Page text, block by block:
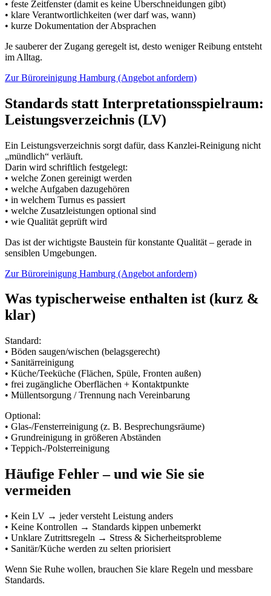
• feste Zeitfenster (damit es keine Überschneidungen gibt)
• klare Verantwortlichkeiten (wer darf was, wann)
• kurze Dokumentation der Absprachen
Je sauberer der Zugang geregelt ist, desto weniger Reibung entsteht
im Alltag.
Zur Büroreinigung Hamburg (Angebot anfordern)
Standards statt Interpretationsspielraum:
Leistungsverzeichnis (LV)
Ein Leistungsverzeichnis sorgt dafür, dass Kanzlei-Reinigung nicht
„mündlich“ verläuft.
Darin wird schriftlich festgelegt:
• welche Zonen gereinigt werden
• welche Aufgaben dazugehören
• in welchem Turnus es passiert
• welche Zusatzleistungen optional sind
• wie Qualität geprüft wird
Das ist der wichtigste Baustein für konstante Qualität – gerade in
sensiblen Umgebungen.
Zur Büroreinigung Hamburg (Angebot anfordern)
Was typischerweise enthalten ist (kurz &
klar)
Standard:
• Böden saugen/wischen (belagsgerecht)
• Sanitärreinigung
• Küche/Teeküche (Flächen, Spüle, Fronten außen)
• frei zugängliche Oberflächen + Kontaktpunkte
• Müllentsorgung / Trennung nach Vereinbarung
Optional:
• Glas-/Fensterreinigung (z. B. Besprechungsräume)
• Grundreinigung in größeren Abständen
• Teppich-/Polsterreinigung
Häufige Fehler – und wie Sie sie
vermeiden
• Kein LV → jeder versteht Leistung anders
• Keine Kontrollen → Standards kippen unbemerkt
• Unklare Zutrittsregeln → Stress & Sicherheitsprobleme
• Sanitär/Küche werden zu selten priorisiert
Wenn Sie Ruhe wollen, brauchen Sie klare Regeln und messbare
Standards.